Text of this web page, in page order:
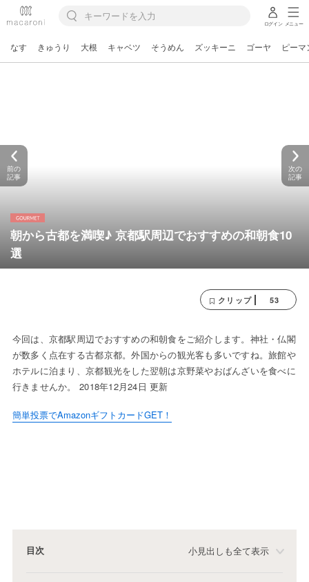
ログイン メニュー
なす きゅうり 大根 キャベツ そうめん ズッキーニ ゴーヤ ピーマ
朝から古都を満喫♪ 京都駅周辺でおすすめの和朝食10
選
前の
記事
次の
記事
クリップ 53
今回は、京都駅周辺でおすすめの和朝食をご紹介します。神社・仏閣
が数多く点在する古都京都。外国からの観光客も多いですね。旅館や
ホテルに泊まり、京都観光をした翌朝は京野菜やおばんざいを食べに
行きませんか。 2018年12月24日 更新
簡単投票でAmazonギフトカードGET！
目次 小見出しも全て表示